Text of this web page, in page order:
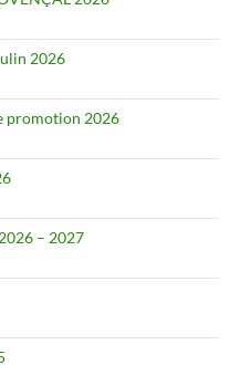
2026
promotion 2026
– 2027